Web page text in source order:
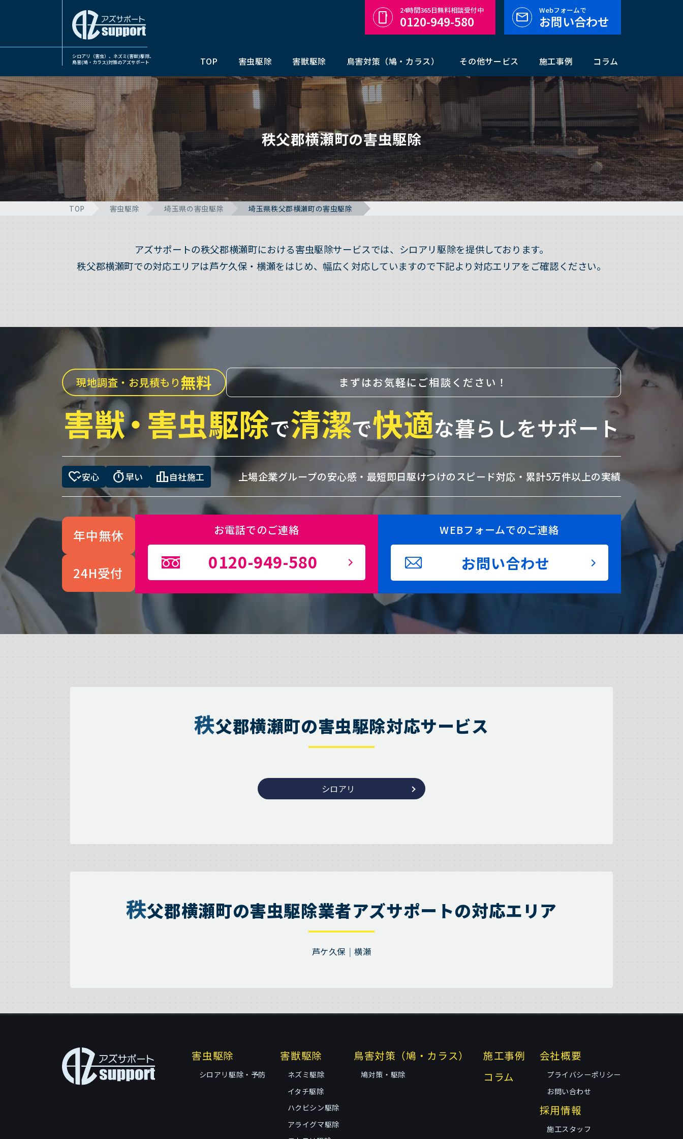
シロアリ（害虫）、ネズミ(害獣)駆除、
鳥害(鳩・カラス)対策のアズサポート
TOP 害虫駆除 害獣駆除 鳥害対策（鳩・カラス） その他サービス 施工事例 コラム
24時間365日無料相談受付中
0120-949-580
Webフォームで
お問い合わせ
秩父郡横瀬町の害虫駆除
TOP 害虫駆除 埼玉県の害虫駆除 埼玉県秩父郡横瀬町の害虫駆除
アズサポートの秩父郡横瀬町における害虫駆除サービスでは、シロアリ駆除を提供しております。
秩父郡横瀬町での対応エリアは芦ケ久保・横瀬をはじめ、幅広く対応していますので下記より対応エリアをご確認ください。
現地調査・お見積もり無料 まずはお気軽にご相談ください！
害獣・害虫駆除で清潔で快適な暮らしをサポート
heart_check安心 timer早い leaderboard自社施工 上場企業グループの安心感・ 最短即日駆けつけのスピード対応・ 累計5万件以上の実績
年中無休
24H受付
お電話でのご連絡
0120-949-580
WEBフォームでのご連絡
お問い合わせ
秩父郡横瀬町の害虫駆除対応サービス
シロアリ
秩父郡横瀬町の害虫駆除業者アズサポートの対応エリア
芦ケ久保 横瀬
害虫駆除
シロアリ駆除・予防
害獣駆除
ネズミ駆除
イタチ駆除
ハクビシン駆除
アライグマ駆除
鳥害対策（鳩・カラス）
鳩対策・駆除
施工事例
コラム
会社概要
プライバシーポリシー
お問い合わせ
採用情報
施工スタッフ